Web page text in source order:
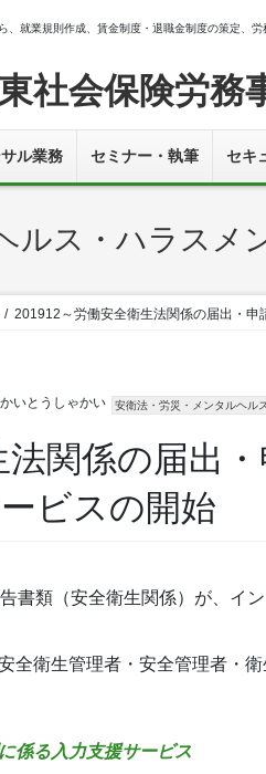
就業規則作成、賃金制度・退職金制度の策定、労
社会保険労務
ル業務 セミナー・執筆 セキ
ルス・ハラスメ
201912～労働安全衛生法関係の届出・
かいとうしゃかい 安衛法・労災・メンタルヘル
関係の届出
ビスの開始
書類（安全衛生関係）が、イ
全衛生管理者・安全管理者・
係る入力支援サービス